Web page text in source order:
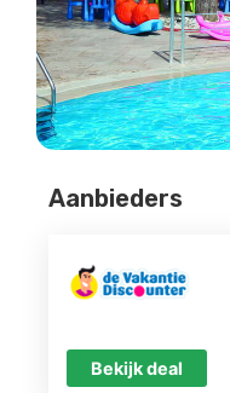
Aanbieders
Bekijk deal